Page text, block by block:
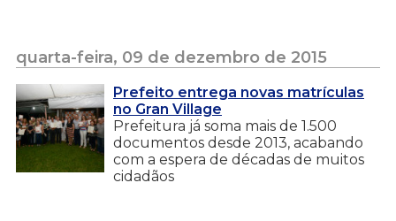
quarta-feira, 09 de dezembro de 2015
Prefeito entrega novas matrículas
no Gran Village
Prefeitura já soma mais de 1.500
documentos desde 2013, acabando
com a espera de décadas de muitos
cidadãos